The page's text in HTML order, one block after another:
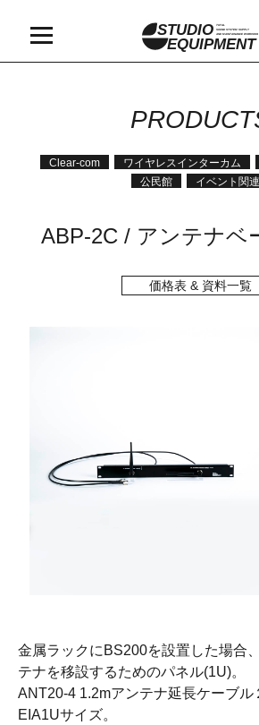
STUDIO
TOTAL
SOUND SYSTEM SUPPLY
AND MAINTAINANCE WORKSHOP
EQUIPMENT
Clear-com ワイヤレスインターカム
公民館
イベント関連
ABP-2C / アンテナベ
価格表 & 資料一覧
金属ラックにBS200を設置した場合
テナを移設するためのパネル(1U)。
ANT20-4 1.2mアンテナ延長ケーブル
EIA1Uサイズ。